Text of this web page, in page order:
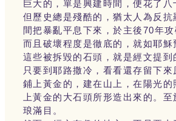
巨大的，單是興建時間，便花了
但歷史總是殘酷的，猶太人為反
間把暴亂平息下來，於主後70年
而且破壞程度是徹底的，就如耶
這些被拆毀的石頭，就是經文提
只要到耶路撒冷，看看還存留下
鋪上黃金的，建在山上，在陽光
上黃金的大石頭所形造出來的。
琅滿目。